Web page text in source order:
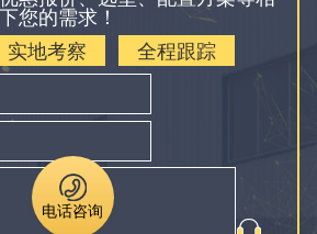
您的需求！
实地考察 全程跟踪
电话咨询